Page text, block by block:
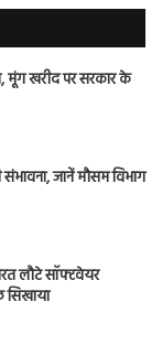
मूंग खरीद पर सरकार के
जानें मौसम विभाग
लौटे सॉफ्टवेयर